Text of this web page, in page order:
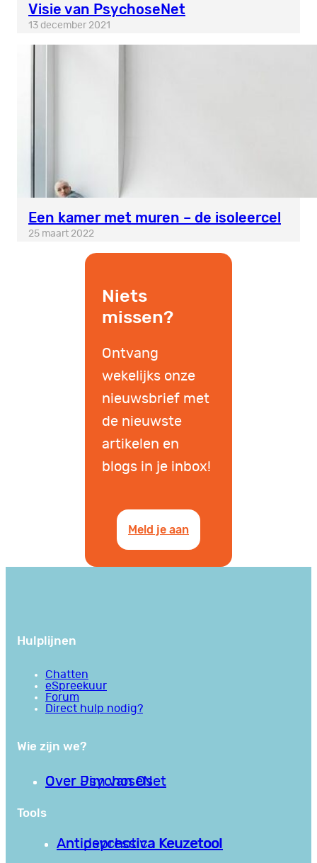
Visie van PsychoseNet
13 december 2021
Een kamer met muren – de isoleercel
25 maart 2022
Niets
missen?
Ontvang
wekelijks onze
nieuwsbrief met
de nieuwste
artikelen en
blogs in je inbox!
Meld je aan
Hulplijnen
Chatten
eSpreekuur
Forum
Direct hulp nodig?
Wie zijn we?
Over PsychoseNet
Over Jim van Os
Tools
Antipsychotica Keuzetool
Antidepressiva Keuzetool